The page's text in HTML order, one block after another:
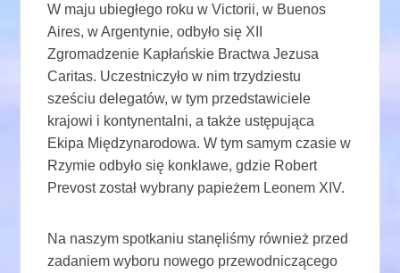
W maju ubiegłego roku w Victorii, w Buenos
Aires, w Argentynie, odbyło się XII
Zgromadzenie Kapłańskie Bractwa Jezusa
Caritas. Uczestniczyło w nim trzydziestu
sześciu delegatów, w tym przedstawiciele
krajowi i kontynentalni, a także ustępująca
Ekipa Międzynarodowa. W tym samym czasie w
Rzymie odbyło się konklawe, gdzie Robert
Prevost został wybrany papieżem Leonem XIV.
Na naszym spotkaniu stanęliśmy również przed
zadaniem wyboru nowego przewodniczącego